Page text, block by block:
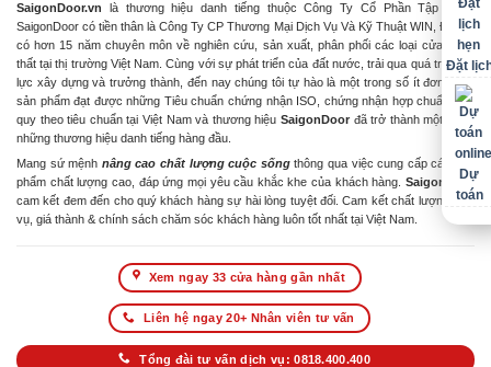
SaigonDoor.vn là thương hiệu danh tiếng thuộc Công Ty Cổ Phần Tập Đoàn
SaigonDoor có tiền thân là Công Ty CP Thương Mại Dịch Vụ Và Kỹ Thuật WIN, Đơn vị
có hơn 15 năm chuyên môn về nghiên cứu, sản xuất, phân phối các loại cửa & nội
thất tại thị trường Việt Nam. Cùng với sự phát triển của đất nước, trải qua quá trình nỗ
lực xây dựng và trưởng thành, đến nay chúng tôi tự hào là một trong số ít đơn vị có
sản phẩm đạt được những Tiêu chuẩn chứng nhận ISO, chứng nhận hợp chuẩn hợp
quy theo tiêu chuẩn tại Việt Nam và thương hiệu SaigonDoor đã trở thành một trong
những thương hiệu danh tiếng hàng đầu.
Mang sứ mệnh nâng cao chất lượng cuộc sốngthông qua việc cung cấp các sản
phẩm chất lượng cao, đáp ứng mọi yêu cầu khắc khe của khách hàng. SaigonDoor
cam kết đem đến cho quý khách hàng sự hài lòng tuyệt đối. Cam kết chất lượng dịch
vụ, giá thành & chính sách chăm sóc khách hàng luôn tốt nhất tại Việt Nam.
Xem ngay 33 cửa hàng gần nhất
Liên hệ ngay 20+ Nhân viên tư vấn
Tổng đài tư vấn dịch vụ: 0818.400.400
Đặt
Dự
toán